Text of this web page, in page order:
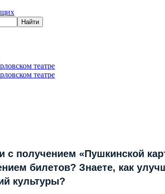
Найти
театре
театре
с получением «Пушкинской
билетов? Знаете, как
культуры?